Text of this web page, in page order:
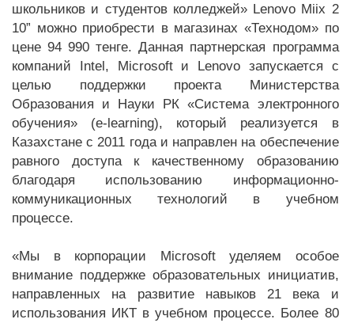
школьников и студентов колледжей» Lenovo Miix 2
10” можно приобрести в магазинах «Технодом» по
цене 94 990 тенге. Данная партнерская программа
компаний Intel, Microsoft и Lenovo запускается с
целью поддержки проекта Министерства
Образования и Науки РК «Система электронного
обучения» (e-learning), который реализуется в
Казахстане с 2011 года и направлен на обеспечение
равного доступа к качественному образованию
благодаря использованию информационно-
коммуникационных технологий в учебном
процессе.
«Мы в корпорации Microsoft уделяем особое
внимание поддержке образовательных инициатив,
направленных на развитие навыков 21 века и
использования ИКТ в учебном процессе. Более 80